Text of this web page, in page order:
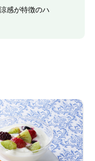
感が特徴のハ